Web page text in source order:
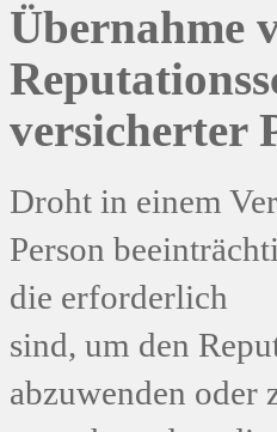
Übernahme
versicherter
Droht in einem
Person
die erforderlich
sind, um den
abzuwenden oder